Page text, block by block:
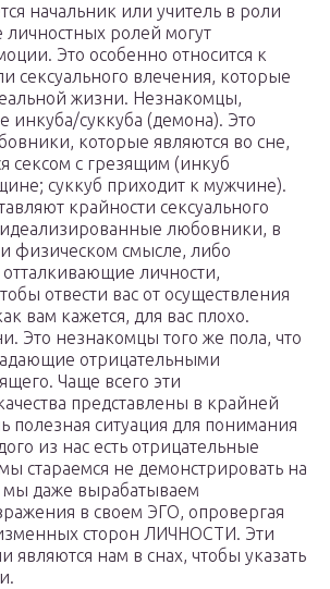
начальник или учитель в роли
личностных ролей могут
Это особенно относится к
сексуального влечения, которые
жизни. Незнакомцы,
инкуба/суккуба (демона). Это
которые являются во сне,
сексом с грезящим (инкуб
суккуб приходит к мужчине).
крайности сексуального
любовники, в
физическом смысле, либо
личности,
отвести вас от осуществления
вам кажется, для вас плохо.
Это незнакомцы того же пола, что
отрицательными
Чаще всего эти
представлены в крайней
полезная ситуация для понимания
из нас есть отрицательные
стараемся не демонстрировать на
мы даже вырабатываем
в своем ЭГО, опровергая
сторон ЛИЧНОСТИ. Эти
являются нам в снах, чтобы указать